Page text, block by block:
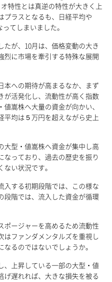
特性とは真逆の特性が大きく上
プラスとなるも、日経平均や
てしまいました。
が、10月は、価格変動の大き
烈に市場を牽引する特殊な展開
への期待が高まるなか、まず
が活発化し、流動性が高く指数
嵩株へ大量の資金が向かい、
平均は５万円を超えながら史上
型・値嵩株へ資金が集中し高
なっており、過去の歴史を振り
ない状況です。
する初期段階では、この様な
段階では、流入した資金が循環
ージャーを高めるため流動性
はファンダメンタルズを重視し
るのではないでしょうか。
上昇している一部の大型・値
げ遅れれば、大きな損失を被る